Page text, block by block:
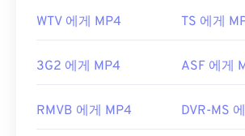
WTV 에게 MP4 TS 에게
3G2 에게 MP4 ASF 에게
RMVB 에게 MP4 DVR-MS